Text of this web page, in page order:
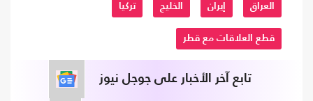
العراق إيران الخليج تركيا
قطع العلاقات مع قطر
تابع آخر الأخبار على جوجل نيوز